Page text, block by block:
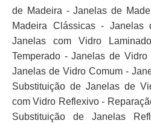
de Madeira - Janelas de
Madeira Clássicas - Janelas
Janelas com Vidro
Temperado - Janelas de
Janelas de Vidro Comum -
Substituição de Janelas de
com Vidro Reflexivo -
Substituição de Janelas